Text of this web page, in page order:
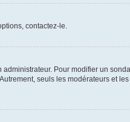
contactez-le.
Pour modifier un
seuls les modérateurs et